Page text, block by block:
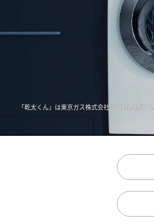
「乾太くん」は東京ガス株式会社の登録商標です。